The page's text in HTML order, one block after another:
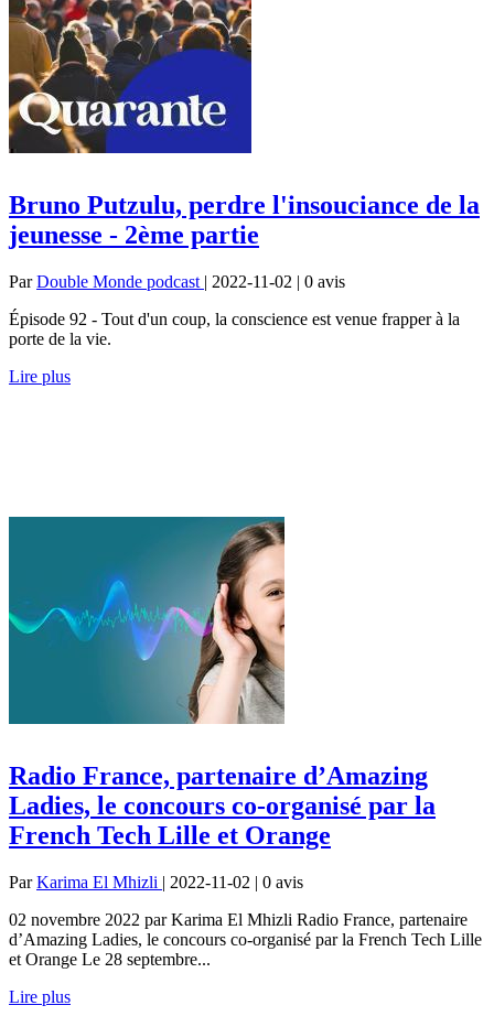
Bruno Putzulu, perdre l'insouciance de la
jeunesse - 2ème partie
ParDouble Monde podcast | 2022-11-02 | 0 avis
Épisode 92 - Tout d'un coup, la conscience est venue frapper à la
porte de la vie.
Lire plus
Radio France, partenaire d’Amazing
Ladies, le concours co-organisé par la
French Tech Lille et Orange
ParKarima El Mhizli | 2022-11-02 | 0 avis
02 novembre 2022 par Karima El Mhizli Radio France, partenaire
d’Amazing Ladies, le concours co-organisé par la French Tech Lille
et Orange Le 28 septembre...
Lire plus